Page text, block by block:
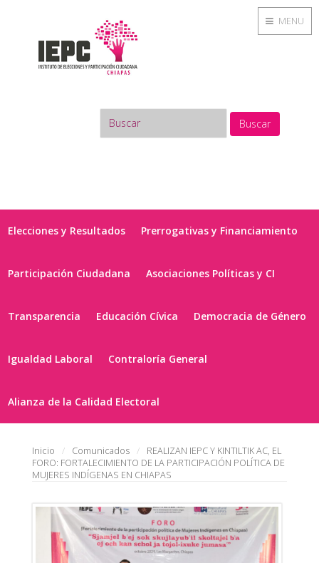
Buscar
Elecciones y Resultados Prerrogativas y Financiamiento
Participación Ciudadana Asociaciones Políticas y CI
Transparencia Educación Cívica Democracia de Género
Igualdad Laboral Contraloría General
Alianza de la Calidad Electoral
Inicio Comunicados
REALIZAN IEPC Y KINTILTIK AC, EL
FORO: FORTALECIMIENTO DE LA PARTICIPACIÓN POLÍTICA DE
MUJERES INDÍGENAS EN CHIAPAS
MENU